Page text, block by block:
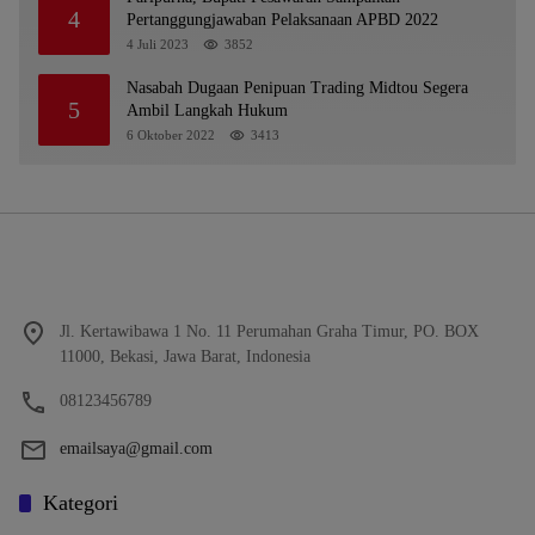
4
Pertanggungjawaban Pelaksanaan APBD 2022
4 Juli 2023 3852
5
Nasabah Dugaan Penipuan Trading Midtou Segera
Ambil Langkah Hukum
6 Oktober 2022 3413
Jl. Kertawibawa 1 No. 11 Perumahan Graha Timur, PO. BOX
11000, Bekasi, Jawa Barat, Indonesia
08123456789
emailsaya@gmail.com
Kategori